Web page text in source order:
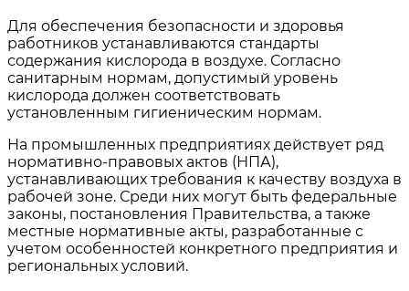
Для обеспечения безопасности и здоровья
работников устанавливаются стандарты
содержания кислорода в воздухе. Согласно
санитарным нормам, допустимый уровень
кислорода должен соответствовать
установленным гигиеническим нормам.
На промышленных предприятиях действует ряд
нормативно-правовых актов (НПА),
устанавливающих требования к качеству воздуха в
рабочей зоне. Среди них могут быть федеральные
законы, постановления Правительства, а также
местные нормативные акты, разработанные с
учетом особенностей конкретного предприятия и
региональных условий.